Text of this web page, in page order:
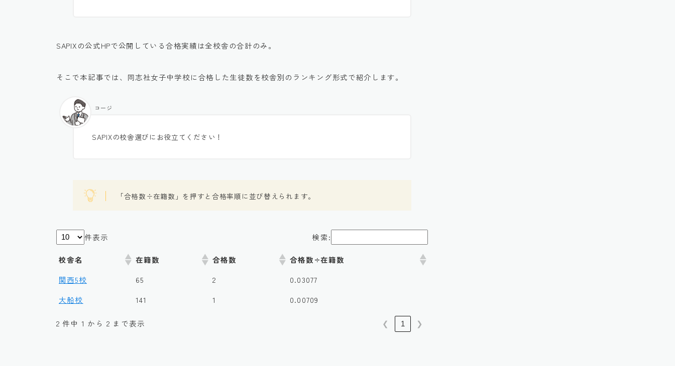
SAPIXの公式HPで公開している合格実績は全校舎の合計のみ。
そこで本記事では、同志社女子中学校に合格した生徒数を校舎別のランキング形式で紹介します。
SAPIXの校舎選びにお役立てください！
コージ
「合格数÷在籍数」を押すと合格率順に並び替えられます。
件表示 検索:
校舎名 在籍数 合格数
合格数÷在籍数
関西5校
65 2
0.03077
大船校
141 1 0.00709
2 件中 1 から 2 まで表示 ❮ 1 ❯